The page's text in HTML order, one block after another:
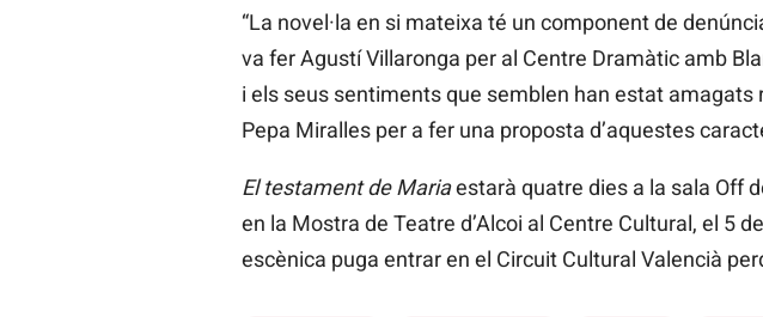
“La novel·la en si mateixa té un component de
va fer Agustí Villaronga per al Centre Dramàtic amb
i els seus sentiments que semblen han estat amagats
Pepa Miralles per a fer una proposta d’aquestes
El testament de Mariaestarà quatre dies a la sala Off
en la Mostra de Teatre d’Alcoi al Centre Cultural, el 5
escènica puga entrar en el Circuit Cultural Valencià